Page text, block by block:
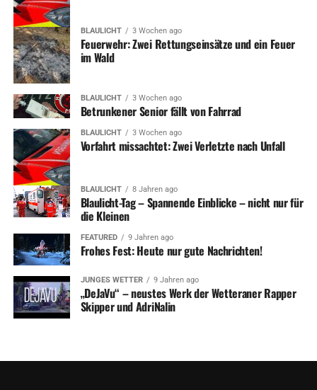
BLAULICHT 3 Wochen ago
Feuerwehr: Zwei Rettungseinsätze und ein Feuer
im Wald
BLAULICHT 3 Wochen ago
Betrunkener Senior fällt von Fahrrad
BLAULICHT 3 Wochen ago
Vorfahrt missachtet: Zwei Verletzte nach Unfall
BLAULICHT 8 Jahren ago
Blaulicht-Tag – Spannende Einblicke – nicht nur für
die Kleinen
FEATURED 9 Jahren ago
Frohes Fest: Heute nur gute Nachrichten!
JUNGES WETTER 9 Jahren ago
„DeJaVu“ – neustes Werk der Wetteraner Rapper
Skipper und AdriNalin